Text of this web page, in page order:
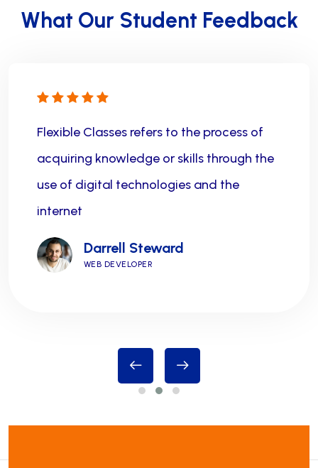
What Our Student Feedback
Flexible Classes refers to the process of
acquiring knowledge or skills through the
use of digital technologies and the
internet
Darrell Steward
WEB DEVELOPER